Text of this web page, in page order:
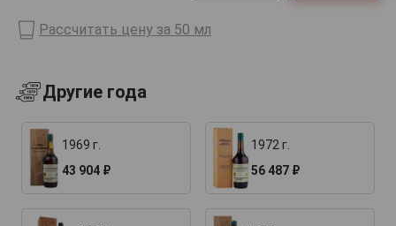
Рассчитать цену за 50 мл
Другие года
1969 г.
43 904 ₽
1972 г.
56 487 ₽